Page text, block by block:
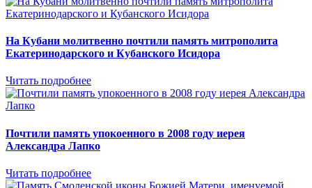
На Кубани молитвенно почтили память митрополита
Екатеринодарского и Кубанского Исидора
Читать подробнее
Почтили память упокоенного в 2008 году иерея
Александра Лапко
Читать подробнее